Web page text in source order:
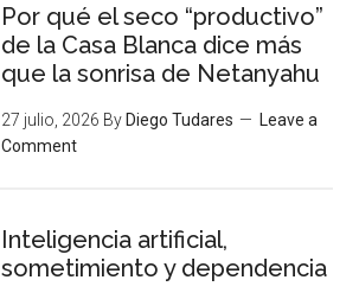
Por qué el seco “productivo”
de la Casa Blanca dice más
que la sonrisa de Netanyahu
27 julio, 2026 By Diego Tudares
Leave a
Comment
Inteligencia artificial,
sometimiento y dependencia